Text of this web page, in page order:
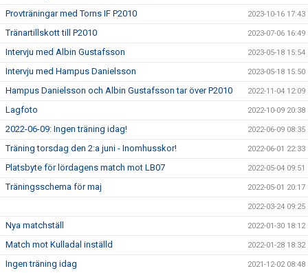
Provträningar med Torns IF P2010 2023-10-16 17:43
Tränartillskott till P2010 2023-07-06 16:49
Intervju med Albin Gustafsson 2023-05-18 15:54
Intervju med Hampus Danielsson 2023-05-18 15:50
Hampus Danielsson och Albin Gustafsson tar över P2010 2022-11-04 12:09
Lagfoto 2022-10-09 20:38
2022-06-09: Ingen träning idag! 2022-06-09 08:35
Träning torsdag den 2:a juni - Inomhusskor! 2022-06-01 22:33
Platsbyte för lördagens match mot LB07 2022-05-04 09:51
Träningsschema för maj 2022-05-01 20:17
2022-03-24 09:25
Nya matchställ 2022-01-30 18:12
Match mot Kulladal inställd 2022-01-28 18:32
Ingen träning idag 2021-12-02 08:48